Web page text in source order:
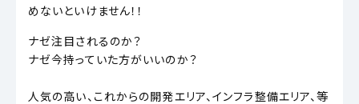
めないといけません！！
ナゼ注目されるのか？
ナゼ今持っていた方がいいのか？
人気の高い、これからの開発エリア、インフラ整備エリア、等